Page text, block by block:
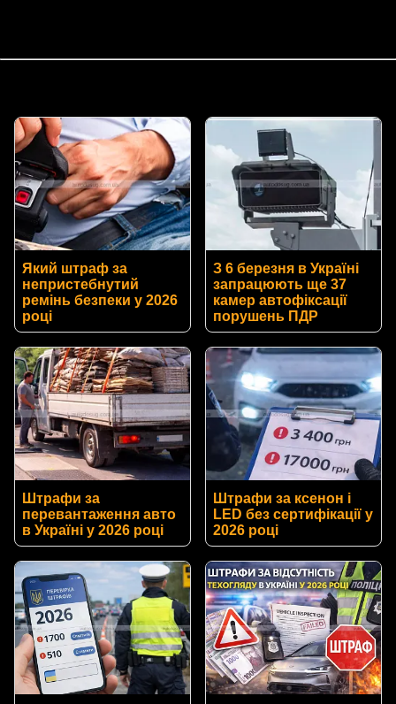
Який штраф за
непристебнутий
ремінь безпеки у 2026
році
З 6 березня в Україні
запрацюють ще 37
камер автофіксації
порушень ПДР
Штрафи за
перевантаження авто
в Україні у 2026 році
Штрафи за ксенон і
LED без сертифікації у
2026 році